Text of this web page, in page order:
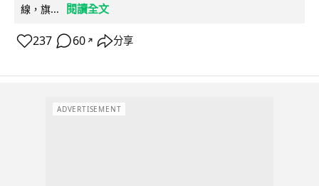
線，旗...
閱讀全文
237 60 ↗ 分享
ADVERTISEMENT